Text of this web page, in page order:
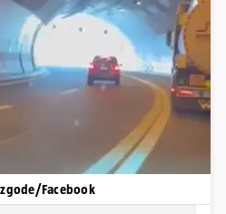
Facebook